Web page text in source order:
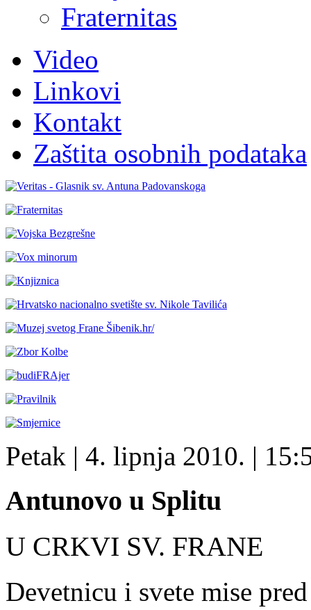
Fraternitas
Video
Linkovi
Kontakt
Zaštita osobnih podataka
Petak | 4. lipnja 2010. |
Antunovo u Splitu
U CRKVI SV. FRANE
Devetnicu i svete mise